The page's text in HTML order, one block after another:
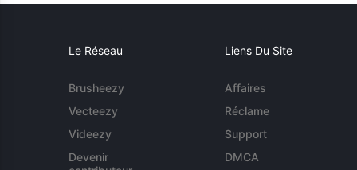
Le Réseau
Brusheezy
Vecteezy
Videezy
Devenir
Liens Du Site
Affaires
Réclame
Support
DMCA